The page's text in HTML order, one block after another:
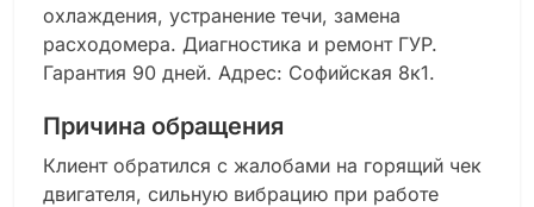
охлаждения, устранение течи, замена
расходомера. Диагностика и ремонт ГУР.
Гарантия 90 дней. Адрес: Софийская 8к1.
Причина обращения
Клиент обратился с жалобами на горящий чек
двигателя, сильную вибрацию при работе